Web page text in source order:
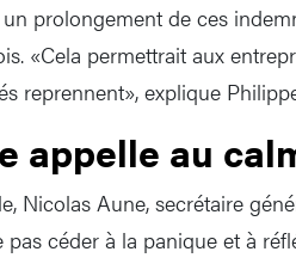
prolongement de ces
«Cela permettrait aux
reprennent», explique
appelle au
Nicolas Aune, secrétaire
céder à la panique et à